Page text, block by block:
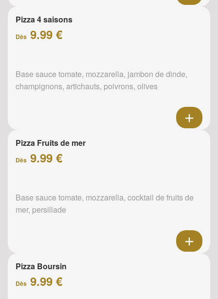
Pizza 4 saisons
Dès 9.99 €
Base sauce tomate, mozzarella, jambon de dinde,
champignons, artichauts, poivrons, olives
Pizza Fruits de mer
Dès 9.99 €
Base sauce tomate, mozzarella, cocktail de fruits de
mer, persillade
Pizza Boursin
Dès 9.99 €